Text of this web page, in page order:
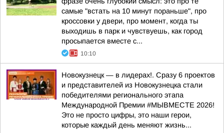
самые "встать на 10 минут пораньше", про
кроссовки у двери, про момент, когда ты
выходишь в парк и чувствуешь, как город
просыпается вместе с...
10:10
Новокузнецк — в лидерах!. Сразу 6 проектов
и представителей из Новокузнецка стали
победителями регионального этапа
Международной Премии #МЫВМЕСТЕ 2026!
Это не просто цифры, это наши герои,
которые каждый день меняют жизнь...